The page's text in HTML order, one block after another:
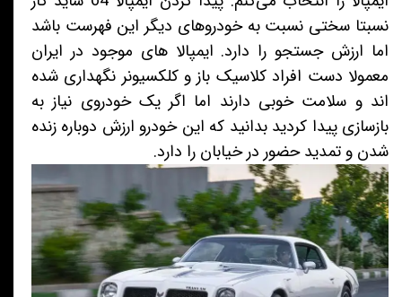
نسبتا سختی نسبت به خودروهای دیگر این فهرست باشد
اما ارزش جستجو را دارد. ایمپالا های موجود در ایران
معمولا دست افراد کلاسیک باز و کلکسیونر نگهداری شده
اند و سلامت خوبی دارند اما اگر یک خودروی نیاز به
بازسازی پیدا کردید بدانید که این خودرو ارزش دوباره زنده
شدن و تمدید حضور در خیابان را دارد.